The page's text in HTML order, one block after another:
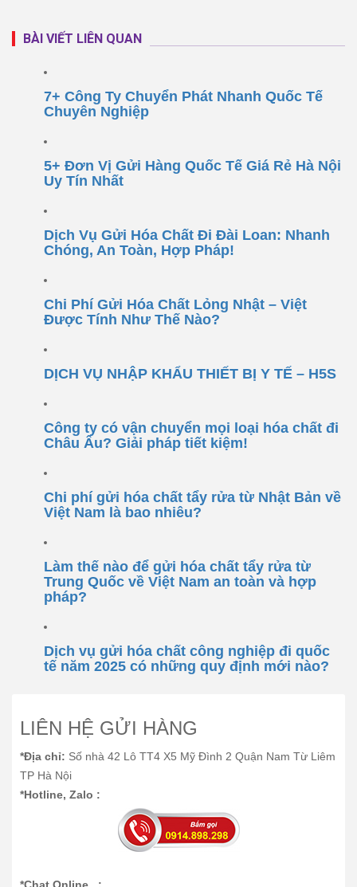
BÀI VIẾT LIÊN QUAN
7+ Công Ty Chuyển Phát Nhanh Quốc Tế
Chuyên Nghiệp
5+ Đơn Vị Gửi Hàng Quốc Tế Giá Rẻ Hà Nội
Uy Tín Nhất
Dịch Vụ Gửi Hóa Chất Đi Đài Loan: Nhanh
Chóng, An Toàn, Hợp Pháp!
Chi Phí Gửi Hóa Chất Lỏng Nhật – Việt
Được Tính Như Thế Nào?
DỊCH VỤ NHẬP KHẨU THIẾT BỊ Y TẾ – H5S
Công ty có vận chuyển mọi loại hóa chất đi
Châu Âu? Giải pháp tiết kiệm!
Chi phí gửi hóa chất tẩy rửa từ Nhật Bản về
Việt Nam là bao nhiêu?
Làm thế nào để gửi hóa chất tẩy rửa từ
Trung Quốc về Việt Nam an toàn và hợp
pháp?
Dịch vụ gửi hóa chất công nghiệp đi quốc
tế năm 2025 có những quy định mới nào?
LIÊN HỆ GỬI HÀNG
*Địa chỉ: Số nhà 42 Lô TT4 X5 Mỹ Đình 2 Quận Nam Từ Liêm
TP Hà Nội
*Hotline, Zalo :
*Chat Online :